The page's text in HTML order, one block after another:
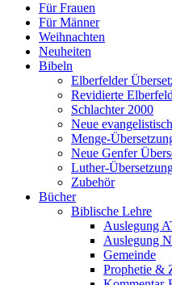
Für Frauen
Für Männer
Weihnachten
Neuheiten
Bibeln
Elberfelder
Revidierte
Schlachter 2000
Neue
Menge-
Neue Genfer
Luther-
Zubehör
Bücher
Biblische Lehre
Auslegung
Auslegung
Gemeinde
Prophetie &